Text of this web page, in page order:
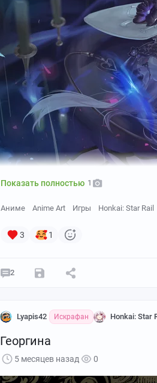
Показать полностью 1
Аниме Anime Art Игры Honkai: Star Rail
3 1
2
Lyapis42 Искрафан Honkai: Star
Георгина
5 месяцев назад 0